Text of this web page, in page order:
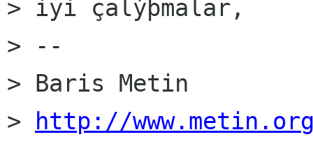
> iyi çalýþmalar,
> --
> Baris Metin
>
http://